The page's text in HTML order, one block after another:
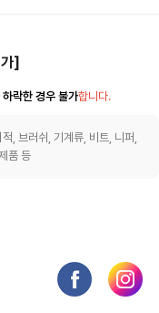
]
락한 경우 불가합니다.
, 브러쉬, 기계류, 비트, 니퍼,
품 등